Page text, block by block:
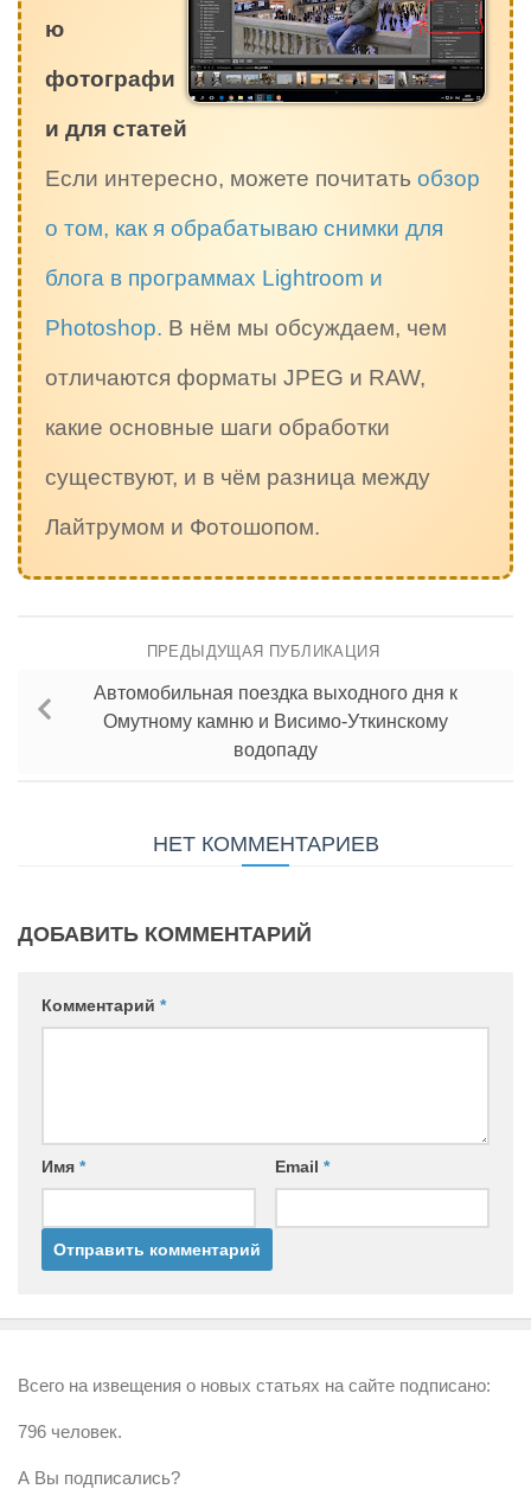
ю
фотографи
и для статей
Если интересно, можете почитать обзор
о том, как я обрабатываю снимки для
блога в программах Lightroom и
Photoshop. В нём мы обсуждаем, чем
отличаются форматы JPEG и RAW,
какие основные шаги обработки
существуют, и в чём разница между
Лайтрумом и Фотошопом.
ПРЕДЫДУЩАЯ ПУБЛИКАЦИЯ
Автомобильная поездка выходного дня к
Омутному камню и Висимо-Уткинскому
водопаду
НЕТ КОММЕНТАРИЕВ
ДОБАВИТЬ КОММЕНТАРИЙ
Комментарий *
Имя * Email *
Всего на извещения о новых статьях на сайте подписано:
796 человек.
А Вы подписались?